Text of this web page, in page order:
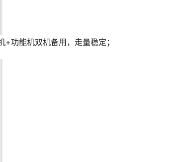
功能机双机备用，走量稳定；